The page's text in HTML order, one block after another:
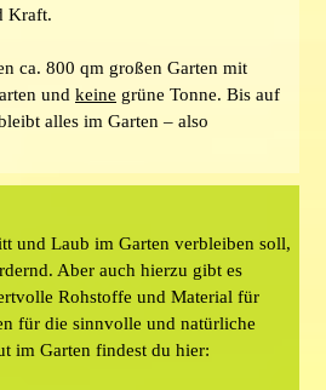
Kraft.
ca. 800 qm großen Garten mit
und keine grüne Tonne. Bis auf
alles im Garten – also
und Laub im Garten verbleiben soll,
Aber auch hierzu gibt es
Rohstoffe und Material für
für die sinnvolle und natürliche
im Garten findest du hier: